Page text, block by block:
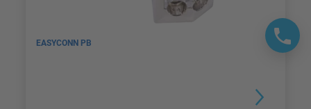
EASYCONN PB